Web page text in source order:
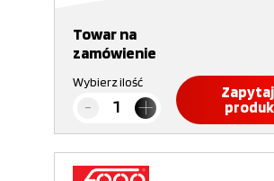
Towar na
zamówienie
Wybierz ilość